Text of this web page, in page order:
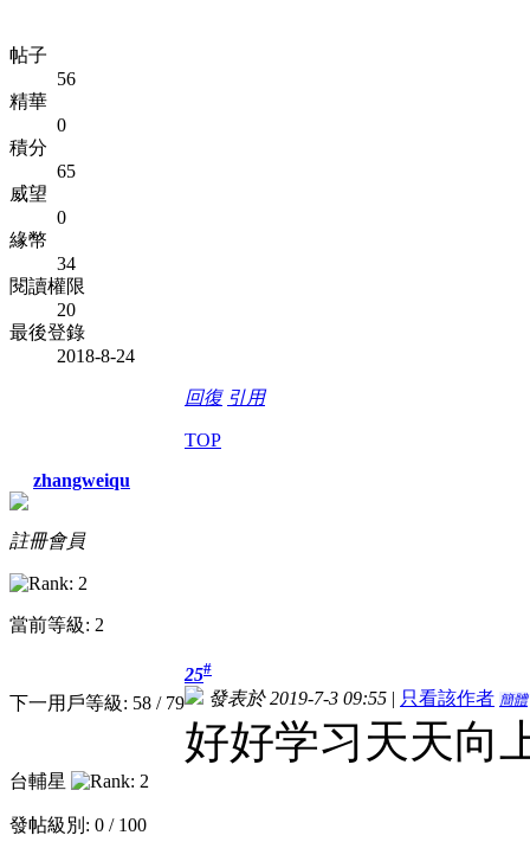
帖子
56
精華
0
積分
65
威望
0
緣幣
34
閱讀權限
20
最後登錄
2018-8-24
回復 引用
TOP
zhangweiqu
註冊會員
當前等級: 2
下一用戶等級: 58 / 79
台輔星
發帖級別: 0 / 100
25#
發表於 2019-7-3 09:55 | 只看該作者 簡體
好好学习天天向